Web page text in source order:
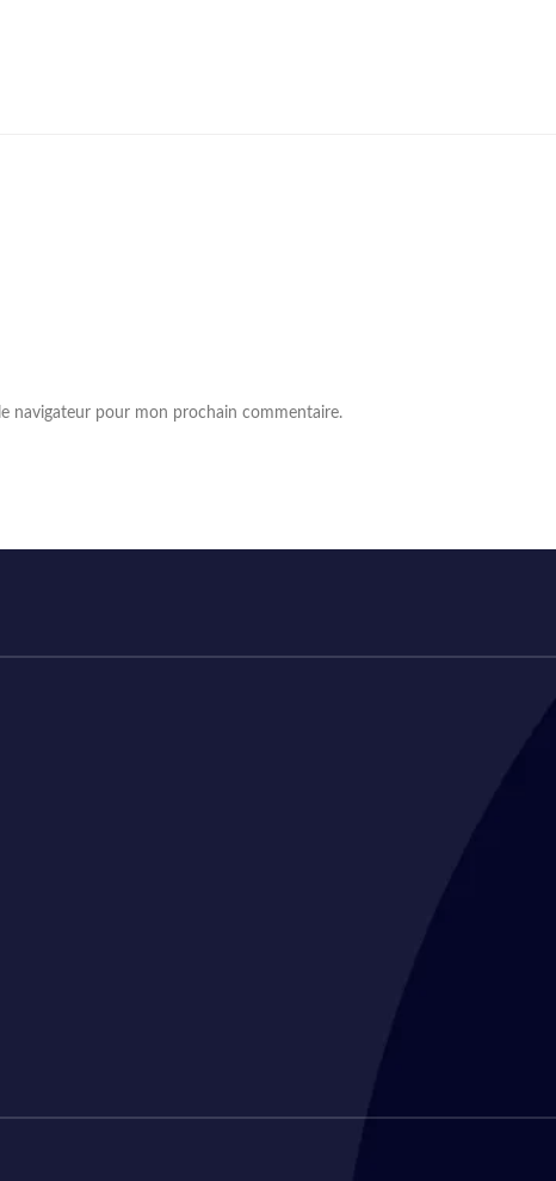
navigateur pour mon prochain commentaire.